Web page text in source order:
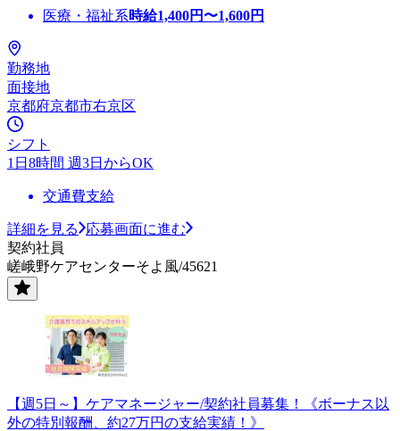
医療・福祉系時給1,400円〜1,600円
勤務地
面接地
京都府京都市右京区
シフト
1日8時間 週3日からOK
交通費支給
詳細を見る
応募画面に進む
契約社員
嵯峨野ケアセンターそよ風/45621
【週5日～】ケアマネージャー/契約社員募集！《ボーナス以
外の特別報酬、約27万円の支給実績！》